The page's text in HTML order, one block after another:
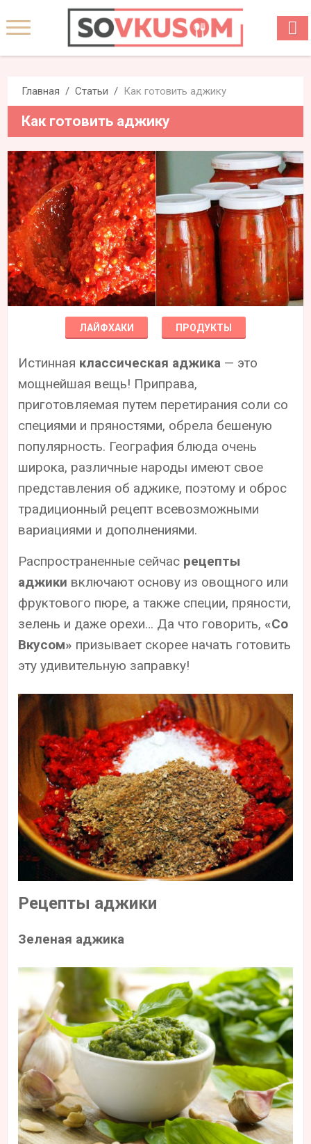
Главная Статьи Как готовить аджику
Как готовить аджику
ЛАЙФХАКИ ПРОДУКТЫ
Истинная классическая аджика — это
мощнейшая вещь! Приправа,
приготовляемая путем перетирания соли со
специями и пряностями, обрела бешеную
популярность. География блюда очень
широка, различные народы имеют свое
представления об аджике, поэтому и оброс
традиционный рецепт всевозможными
вариациями и дополнениями.
Распространенные сейчас рецепты
аджики включают основу из овощного или
фруктового пюре, а также специи, пряности,
зелень и даже орехи… Да что говорить, «Со
Вкусом» призывает скорее начать готовить
эту удивительную заправку!
Рецепты аджики
Зеленая аджика